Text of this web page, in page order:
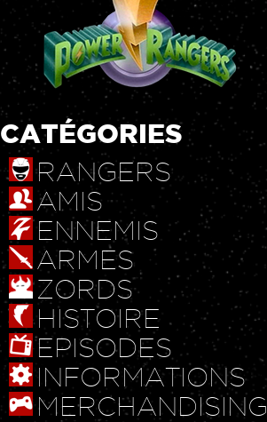
CATÉGORIES
RANGERS
AMIS
ENNEMIS
ARMES
ZORDS
HISTOIRE
EPISODES
INFORMATIONS
MERCHANDISING